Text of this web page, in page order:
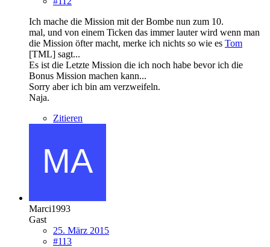
Ich mache die Mission mit der Bombe nun zum 10.
mal, und von einem Ticken das immer lauter wird wenn man
die Mission öfter macht, merke ich nichts so wie es Tom
[TML] sagt...
Es ist die Letzte Mission die ich noch habe bevor ich die
Bonus Mission machen kann...
Sorry aber ich bin am verzweifeln.
Naja.
Zitieren
Marci1993
Gast
25. März 2015
#113